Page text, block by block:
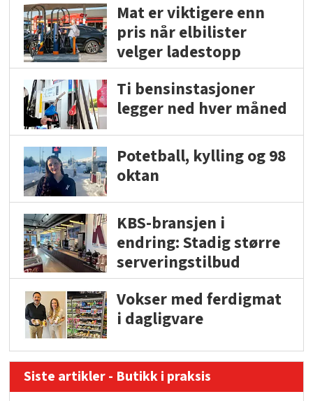
Mat er viktigere enn
pris når elbilister
velger ladestopp
Ti bensinstasjoner
legger ned hver måned
Potetball, kylling og 98
oktan
KBS-bransjen i
endring: Stadig større
serveringstilbud
Vokser med ferdigmat
i dagligvare
Siste artikler - Butikk i praksis